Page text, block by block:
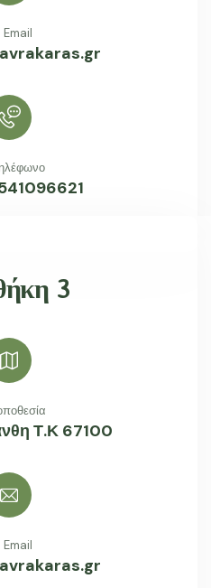
Email
3
Τ.Κ 67100
Email